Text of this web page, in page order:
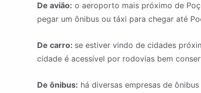
De avião: o aeroporto mais próximo de
pegar um ônibus ou táxi para chegar até
De carro: se estiver vindo de cidades
cidade é acessível por rodovias bem
De ônibus: há diversas empresas de